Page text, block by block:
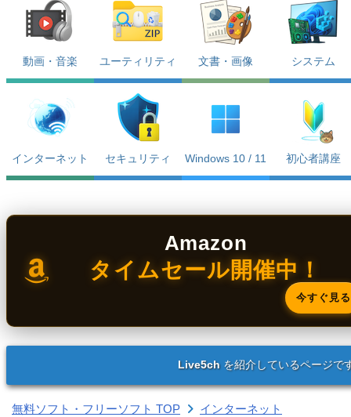
動画・音楽 ユーティリティ 文書・画像 システム
インターネット セキュリティ Windows 10 / 11 初心者講座
Amazon
タイムセール開催中！
今すぐ見る
Live5chを紹介しているページで
無料ソフト・フリーソフト TOP
インターネット